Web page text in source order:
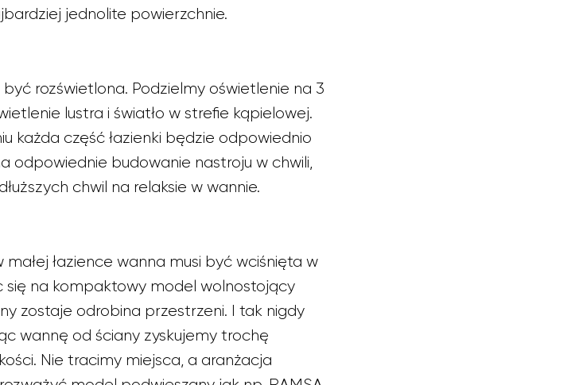
jednolite powierzchnie.
być rozświetlona. Podzielmy oświetlenie na 3
lustra i światło w strefie kąpielowej.
każda część łazienki będzie odpowiednio
odpowiednie budowanie nastroju w chwili,
chwil na relaksie w wannie.
łazience wanna musi być wciśnięta w
się na kompaktowy model wolnostojący
zostaje odrobina przestrzeni. I tak nigdy
wannę od ściany zyskujemy trochę
Nie tracimy miejsca, a aranżacja